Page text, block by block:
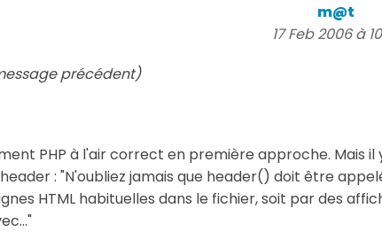
m@t
17 Feb 2006 à
précédent)
PHP à l'air correct en première approche. Mais
: "N'oubliez jamais que header() doit être
HTML habituelles dans le fichier, soit par des